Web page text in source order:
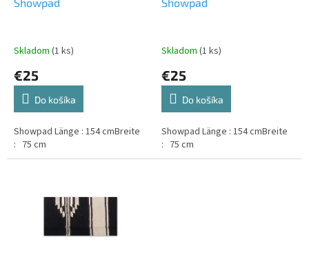
Skladom (1 ks)
€25
Do košíka
Showpad Länge : 154 cmBreite
: 75 cm
Skladom (1 ks)
€25
Do košíka
Showpad Länge : 154 cmBreite
: 75 cm